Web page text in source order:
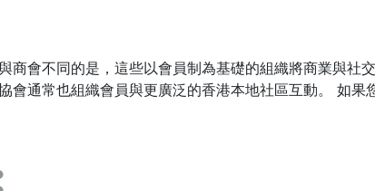
商會不同的是，這些以會員制為基礎的組織將商業與社
會通常也組織會員與更廣泛的香港本地社區互動。 如